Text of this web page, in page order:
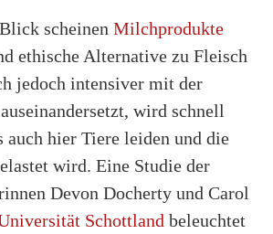
scheinen Milchprodukte
ethische Alternative zu Fleisch
jedoch intensiver mit der
wird schnell
auch hier Tiere leiden und die
wird. Eine Studie der
Devon Docherty und Carol
Schottland beleuchtet